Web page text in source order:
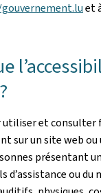
et
utiliser et consulter
sur un site web ou
présentant
d’assistance ou du